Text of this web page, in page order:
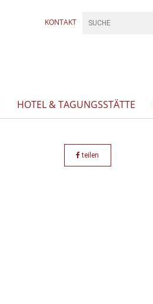
KONTAKT
HOTEL & TAGUNGSSTÄTTE
teilen